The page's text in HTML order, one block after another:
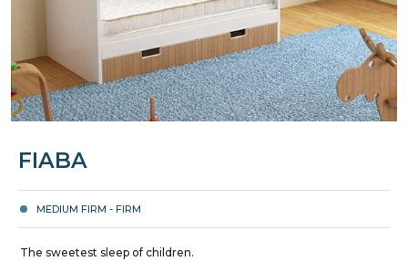
FIABA
MEDIUM FIRM - FIRM
The sweetest sleep of children.